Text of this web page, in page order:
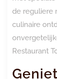
de reguliere
culinaire
Restaurant